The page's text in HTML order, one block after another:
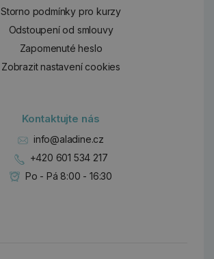
Storno podmínky pro kurzy
Odstoupení od smlouvy
Zapomenuté heslo
Zobrazit nastavení cookies
Kontaktujte nás
info@aladine.cz
+420 601 534 217
Po - Pá 8:00 - 16:30